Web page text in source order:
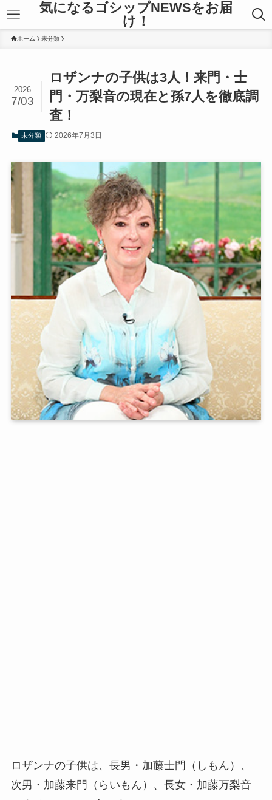
気になるゴシップNEWSをお届
け！
ホーム 未分類
ロザンナの子供は3人！来門・士
門・万梨音の現在と孫7人を徹底調
査！
2026
7/03
未分類 2026年7月3日
ロザンナの子供は、長男・加藤士門（しもん）、
次男・加藤来門（らいもん）、長女・加藤万梨音